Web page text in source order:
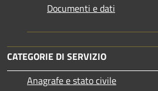
Documenti e dati
CATEGORIE DI SERVIZIO
Anagrafe e stato civile